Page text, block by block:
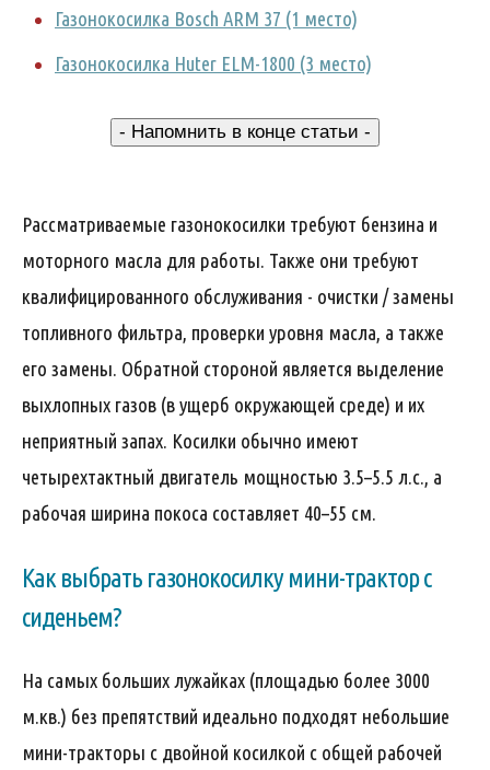
Газонокосилка Bosch ARM 37 (1 место)
Газонокосилка Huter ELM-1800 (3 место)
- Напомнить в конце статьи -
Рассматриваемые газонокосилки требуют бензина и
моторного масла для работы. Также они требуют
квалифицированного обслуживания - очистки / замены
топливного фильтра, проверки уровня масла, а также
его замены. Обратной стороной является выделение
выхлопных газов (в ущерб окружающей среде) и их
неприятный запах. Косилки обычно имеют
четырехтактный двигатель мощностью 3.5–5.5 л.с., а
рабочая ширина покоса составляет 40–55 см.
Как выбрать газонокосилку мини-трактор с
сиденьем?
На самых больших лужайках (площадью более 3000
м.кв.) без препятствий идеально подходят небольшие
мини-тракторы с двойной косилкой с общей рабочей